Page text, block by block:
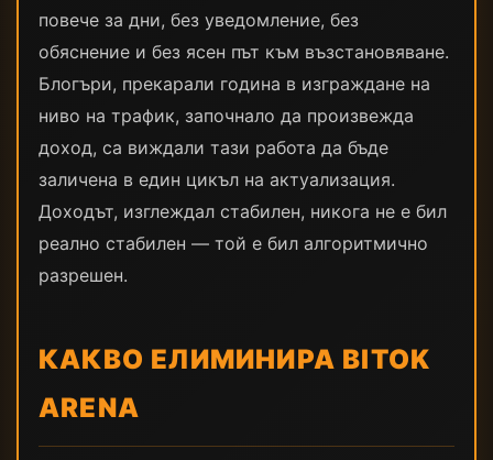
повече за дни, без уведомление, без
обяснение и без ясен път към възстановяване.
Блогъри, прекарали година в изграждане на
ниво на трафик, започнало да произвежда
доход, са виждали тази работа да бъде
заличена в един цикъл на актуализация.
Доходът, изглеждал стабилен, никога не е бил
реално стабилен — той е бил алгоритмично
разрешен.
КАКВО ЕЛИМИНИРА BITOK
ARENA